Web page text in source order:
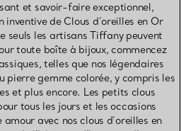
et savoir-faire exceptionnel,
de Clous d’oreilles en Or
seuls les artisans Tiffany peuvent
toute boîte à bijoux, commencez
telles que nos légendaires
pierre gemme colorée, y compris les
et plus encore. Les petits clous
tous les jours et les occasions
avec nos clous d’oreilles en